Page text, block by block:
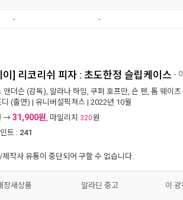
- -
이] 리코리쉬 피자 : 초도한정 슬립케이스 -
앤더슨 (감독), 알라나 하임, 쿠퍼 호프만, 숀 펜, 톰 웨이
(출연) | 유니버설픽쳐스 | 2022년 10월
→31,900원, 마일리지 320원
트 : 241
작사 유통이 중단되어 구할 수 없습니다.
장새상품 알라딘 중고 이